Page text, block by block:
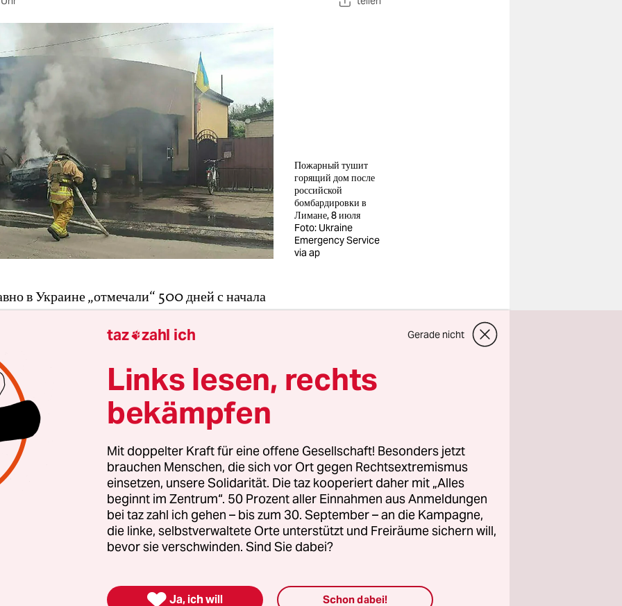
Пожарный тушит
горящий дом после
российской
бомбардировки в
Лимане, 8 июля
Foto: Ukraine
Emergency Service
via ap
в Украине „отмечали“ 500 дней с начала
дате – недавно моя бабушка была эвакуирована с
территории и для меня это большая радость.
und Frieden – ein Tagebuch
taz glaubt an das Recht auf Information. Damit möglichst viele
von den Auswirkungen des Kriegs in der Ukraine lesen
veröffentlich sie die Texte der Kolumne „Krieg und
auch auf Russisch.Hier finden sie die Kolumne auf
в нём во время российской оккупации и познала все её
taz zahl ich Gerade nicht
Links lesen, rechts
bekämpfen
Mit doppelter Kraft für eine offene Gesellschaft! Besonders jetzt
brauchen Menschen, die sich vor Ort gegen Rechtsextremismus
einsetzen, unsere Solidarität. Die taz kooperiert daher mit „Alles
beginnt im Zentrum“. 50 Prozent aller Einnahmen aus Anmeldungen
bei taz zahl ich gehen – bis zum 30. September – an die Kampagne,
die linke, selbstverwaltete Orte unterstützt und Freiräume sichern will,
bevor sie verschwinden. Sind Sie dabei?
 Ja, ich will Schon dabei!